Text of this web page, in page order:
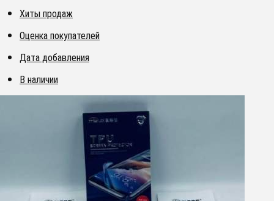
Хиты продаж
Оценка покупателей
Дата добавления
В наличии